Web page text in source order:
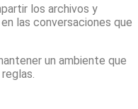
los archivos y
las conversaciones que
un ambiente que